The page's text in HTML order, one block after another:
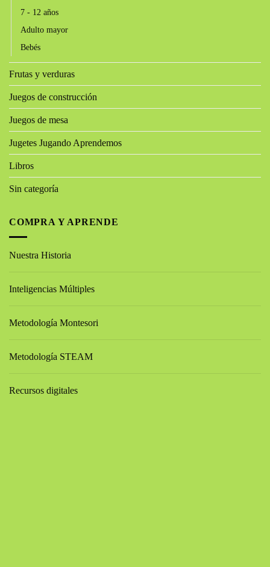
7 - 12 años
Adulto mayor
Bebés
Frutas y verduras
Juegos de construcción
Juegos de mesa
Jugetes Jugando Aprendemos
Libros
Sin categoría
COMPRA Y APRENDE
Nuestra Historia
Inteligencias Múltiples
Metodología Montesori
Metodología STEAM
Recursos digitales